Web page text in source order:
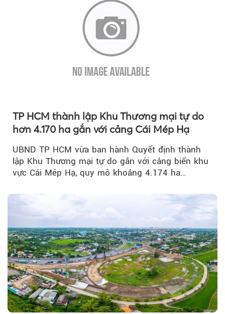
TP HCM thành lập Khu Thương mại tự do
hơn 4.170 ha gắn với cảng Cái Mép Hạ
UBND TP HCM vừa ban hành Quyết định thành
lập Khu Thương mại tự do gắn với cảng biển khu
vực Cái Mép Hạ, quy mô khoảng 4.174 ha…